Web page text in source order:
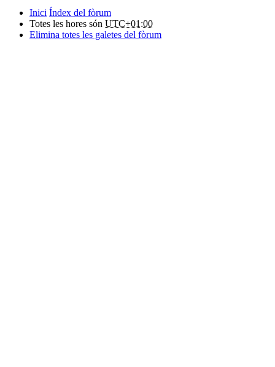
Inici Índex del fòrum
Totes les hores són UTC+01:00
Elimina totes les galetes del fòrum